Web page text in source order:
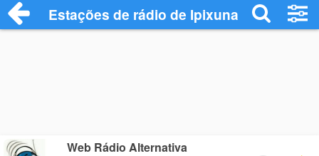
Estações de rádio de Ipixuna do Pará -
Web Rádio Alternativa